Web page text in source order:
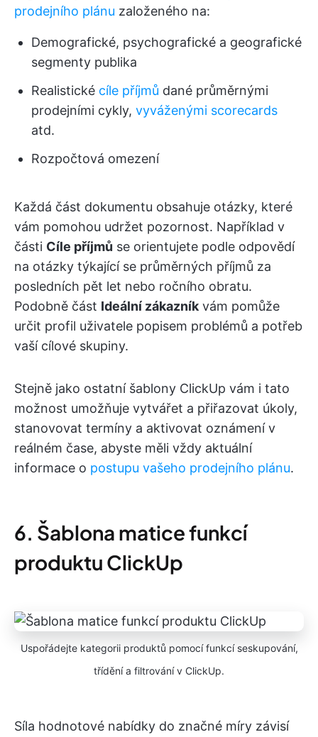
prodejního plánu založeného na:
Demografické, psychografické a geografické
segmenty publika
Realistické cíle příjmů dané průměrnými
prodejními cykly, vyváženými scorecards
atd.
Rozpočtová omezení
Každá část dokumentu obsahuje otázky, které
vám pomohou udržet pozornost. Například v
části Cíle příjmů se orientujete podle odpovědí
na otázky týkající se průměrných příjmů za
posledních pět let nebo ročního obratu.
Podobně část Ideální zákazník vám pomůže
určit profil uživatele popisem problémů a potřeb
vaší cílové skupiny.
Stejně jako ostatní šablony ClickUp vám i tato
možnost umožňuje vytvářet a přiřazovat úkoly,
stanovovat termíny a aktivovat oznámení v
reálném čase, abyste měli vždy aktuální
informace o postupu vašeho prodejního plánu.
6. Šablona matice funkcí
produktu ClickUp
Uspořádejte kategorii produktů pomocí funkcí seskupování,
třídění a filtrování v ClickUp.
Síla hodnotové nabídky do značné míry závisí